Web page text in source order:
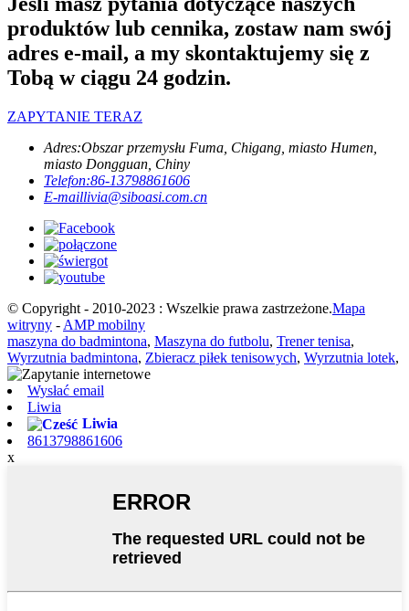
produktów lub cennika, zostaw nam swój
adres e-mail, a my skontaktujemy się z
Tobą w ciągu 24 godzin.
ZAPYTANIE TERAZ
Adres:Obszar przemysłu Fuma, Chigang, miasto Humen,
miasto Dongguan, Chiny
Telefon:86-13798861606
E-maillivia@siboasi.com.cn
© Copyright - 2010-2023 : Wszelkie prawa zastrzeżone.Mapa
witryny - AMP mobilny
maszyna do badmintona, Maszyna do futbolu, Trener tenisa,
Wyrzutnia badmintona, Zbieracz piłek tenisowych, Wyrzutnia lotek,
Wysłać email
Liwia
Liwia
8613798861606
x